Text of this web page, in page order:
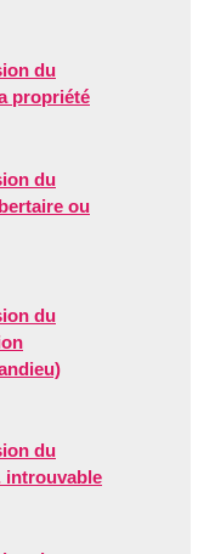
du
propriété
du
ou
du
du
introuvable